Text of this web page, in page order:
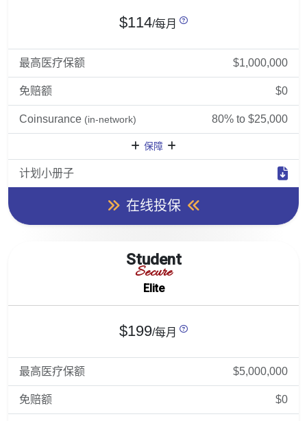
$114/每月
最高医疗保额 $1,000,000
免赔额 $0
Coinsurance (in-network) 80% to $25,000
保障
计划小册子
在线投保
Student
Secure
Elite
$199/每月
最高医疗保额 $5,000,000
免赔额 $0